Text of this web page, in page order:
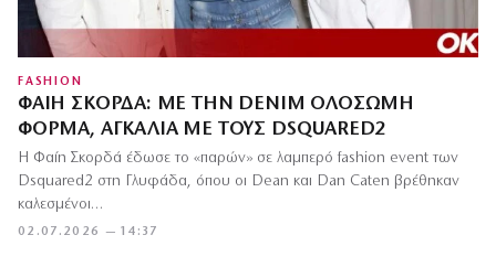
FASHION
ΦΑΊΗ ΣΚΟΡΔΆ: ΜΕ ΤΗΝ DENIM ΟΛΌΣΩΜΗ
ΦΌΡΜΑ, ΑΓΚΑΛΙΆ ΜΕ ΤΟΥΣ DSQUARED2
02.07.2026 — 14:37
Η Φαίη Σκορδά έδωσε το «παρών» σε λαμπερό fashion event των
Dsquared2 στη Γλυφάδα, όπου οι Dean και Dan Caten βρέθηκαν
καλεσμένοι…